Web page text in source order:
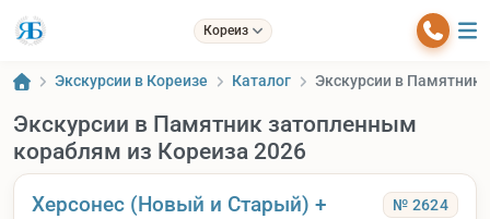
Кореиз
Экскурсии в Кореизе Каталог Экскурсии в Памятник
Экскурсии в Памятник затопленным
кораблям из Кореиза 2026
Херсонес (Новый и Старый) +
№ 2624